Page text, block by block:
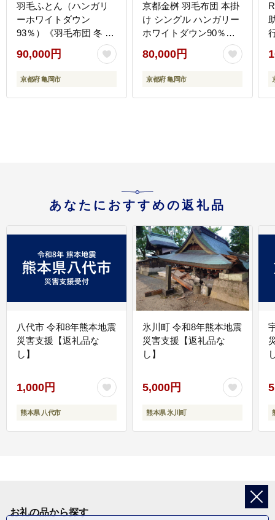
羽毛ふとん（ハンガリ
ーホワイトダウン
93％）《羽毛布団 冬 暖
睡眠 軽量》ミスト
90,000円
京都府 亀岡市
京都金桝 羽毛布団 本掛
け シングル ハンガリー
ホワイトダウン90％
DP360 日本製 京都亀岡
産 ｜ 冬用 掛け布団 掛
布団 ｜ アクア
80,000円
京都府 亀岡市
あなたにおすすめの返礼品
八代市 令和8年熊本地震
災害支援【返礼品な
し】
1,000円
熊本県 八代市
氷川町 令和8年熊本地震
災害支援【返礼品な
し】
5,000円
熊本県 氷川町
お礼の品から探す